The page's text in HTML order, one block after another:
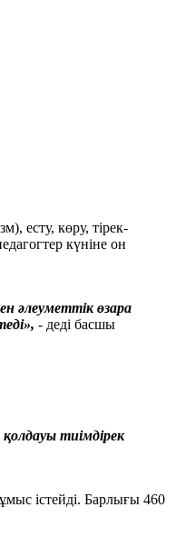
есту, көру, тірек-
күніне он
әлеуметтік өзара
- деді басшы
тиімдірек
істейді. Барлығы 460